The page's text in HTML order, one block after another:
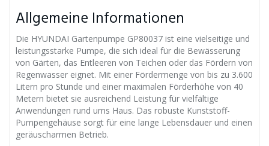
Allgemeine Informationen
Die HYUNDAI Gartenpumpe GP80037 ist eine vielseitige und
leistungsstarke Pumpe, die sich ideal für die Bewässerung
von Gärten, das Entleeren von Teichen oder das Fördern von
Regenwasser eignet. Mit einer Fördermenge von bis zu 3.600
Litern pro Stunde und einer maximalen Förderhöhe von 40
Metern bietet sie ausreichend Leistung für vielfältige
Anwendungen rund ums Haus. Das robuste Kunststoff-
Pumpengehäuse sorgt für eine lange Lebensdauer und einen
geräuscharmen Betrieb.